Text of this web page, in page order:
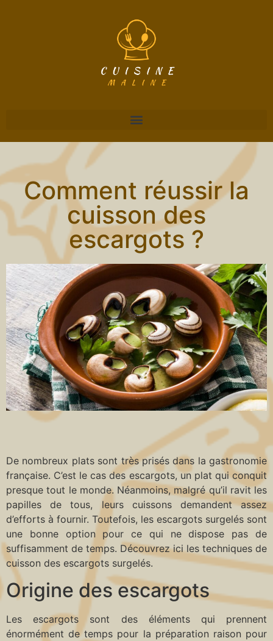
Comment réussir la
cuisson des
escargots ?
De nombreux plats sont très prisés dans la gastronomie
française. C’est le cas des escargots, un plat qui conquit
presque tout le monde. Néanmoins, malgré qu’il ravit les
papilles de tous, leurs cuissons demandent assez
d’efforts à fournir. Toutefois, les escargots surgelés sont
une bonne option pour ce qui ne dispose pas de
suffisamment de temps. Découvrez ici les techniques de
cuisson des escargots surgelés.
Origine des escargots
Les escargots sont des éléments qui prennent
énormément de temps pour la préparation raison pour